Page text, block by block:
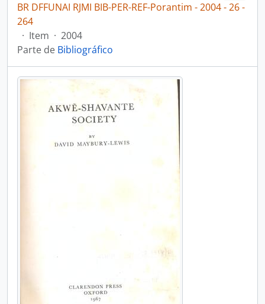
BR DFFUNAI RJMI BIB-PER-REF-Porantim - 2004 - 26 -
264
· Item · 2004
Parte de Bibliográfico